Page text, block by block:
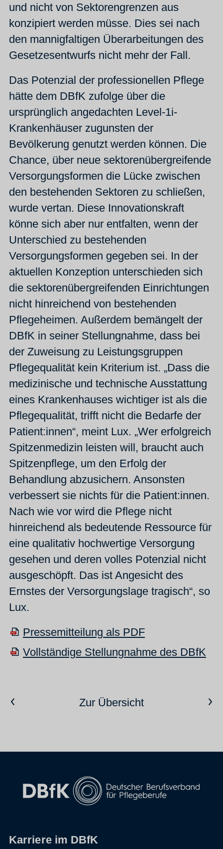
und nicht von Sektorengrenzen aus
konzipiert werden müsse. Dies sei nach
den mannigfaltigen Überarbeitungen des
Gesetzesentwurfs nicht mehr der Fall.
Das Potenzial der professionellen Pflege
hätte dem DBfK zufolge über die
ursprünglich angedachten Level-1i-
Krankenhäuser zugunsten der
Bevölkerung genutzt werden können. Die
Chance, über neue sektorenübergreifende
Versorgungsformen die Lücke zwischen
den bestehenden Sektoren zu schließen,
wurde vertan. Diese Innovationskraft
könne sich aber nur entfalten, wenn der
Unterschied zu bestehenden
Versorgungsformen gegeben sei. In der
aktuellen Konzeption unterschieden sich
die sektorenübergreifenden Einrichtungen
nicht hinreichend von bestehenden
Pflegeheimen. Außerdem bemängelt der
DBfK in seiner Stellungnahme, dass bei
der Zuweisung zu Leistungsgruppen
Pflegequalität kein Kriterium ist. „Dass die
medizinische und technische Ausstattung
eines Krankenhauses wichtiger ist als die
Pflegequalität, trifft nicht die Bedarfe der
Patient:innen“, meint Lux. „Wer erfolgreich
Spitzenmedizin leisten will, braucht auch
Spitzenpflege, um den Erfolg der
Behandlung abzusichern. Ansonsten
verbessert sie nichts für die Patient:innen.
Nach wie vor wird die Pflege nicht
hinreichend als bedeutende Ressource für
eine qualitativ hochwertige Versorgung
gesehen und deren volles Potenzial nicht
ausgeschöpft. Das ist Angesicht des
Ernstes der Versorgungslage tragisch“, so
Lux.
Pressemitteilung als PDF
Vollständige Stellungnahme des DBfK
Vorheriger ArtikelZur ÜbersichtNächster Artikel
Karriere im DBfK